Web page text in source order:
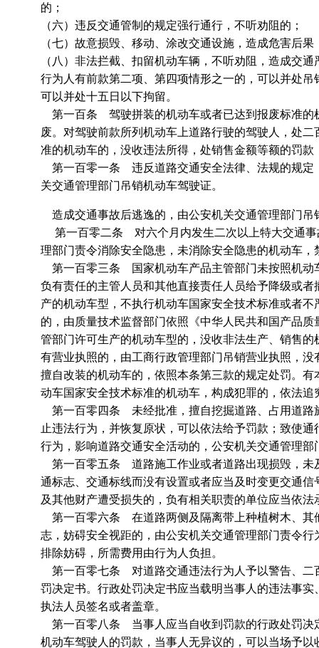
的；
（六）违反交通管制的规定强行通行，不听劝阻的；
（七）故意损毁、移动、涂改交通设施，造成危害后
（八）非法拦截、扣留机动车辆，不听劝阻，造成交
行为人有前款第二项、第四项情形之一的，可以并处
可以并处十五日以下拘留。
第一百条 驾驶拼装的机动车或者已达到报废标准的
废。对驾驶前款所列机动车上道路行驶的驾驶人，处
准的机动车的，没收违法所得，处销售金额等额的罚
第一百零一条 违反道路交通安全法律、法规的规定
关交通管理部门吊销机动车驾驶证。
造成交通事故后逃逸的，由公安机关交通管理部门
第一百零二条 对六个月内发生二次以上特大交通事
理部门责令消除安全隐患，未消除安全隐患的机动车，
第一百零三条 国家机动车产品主管部门未按照机动
负有责任的主管人员和其他直接责任人员给予降级或
产的机动车型，不执行机动车国家安全技术标准或者
的，由质量技术监督部门依照《中华人民共和国产品
管部门许可生产的机动车型的，没收非法生产、销售
有营业执照的，由工商行政管理部门吊销营业执照，
擅自改装的机动车的，依照本条第三款的规定处罚。
动车国家安全技术标准的机动车，构成犯罪的，依法追
第一百零四条 未经批准，擅自挖掘道路、占用道路
止违法行为，并恢复原状，可以依法给予罚款；致使
行为，影响道路交通安全活动的，公安机关交通管理
第一百零五条 道路施工作业或者道路出现损毁，未
通标志、交通标线而没有设置或者应当及时变更交通
及其他财产遭受损失的，负有相关职责的单位应当依法
第一百零六条 在道路两侧及隔离带上种植树木、其
志，妨碍安全视距的，由公安机关交通管理部门责令
排除妨碍，所需费用由行为人负担。
第一百零七条 对道路交通违法行为人予以警告、二
罚决定书。行政处罚决定书应当载明当事人的违法事
执法人员签名或者盖章。
第一百零八条 当事人应当自收到罚款的行政处罚决
机动车驾驶人的罚款，当事人无异议的，可以当场予以